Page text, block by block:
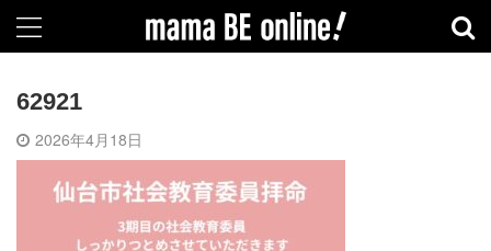
62921
2026年4月18日